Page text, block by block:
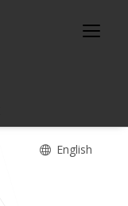
English